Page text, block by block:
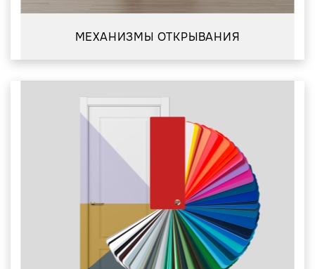
МЕХАНИЗМЫ ОТКРЫВАНИЯ